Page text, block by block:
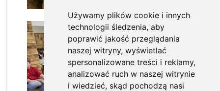
Używamy plików cookie i innych
technologii śledzenia, aby
poprawić jakość przeglądania
naszej witryny, wyświetlać
spersonalizowane treści i reklamy,
analizować ruch w naszej witrynie
i wiedzieć, skąd pochodzą nasi